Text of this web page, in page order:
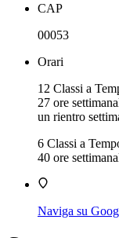
CAP
00053
Orari
12 Classi a
27 ore
un rientro
6 Classi a
40 ore
Naviga su